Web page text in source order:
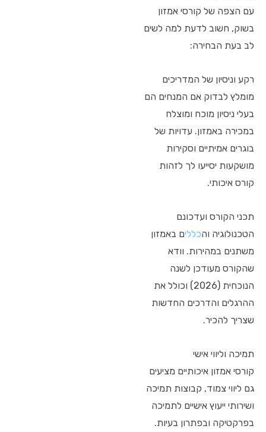
עם הצפה של קורסי אמזון
בשוק, חשוב לדעת למה לשים
לב בעת הבחירה:
רקע וניסיון של המדריכים
מומלץ לבדוק אם המנחים הם
בעלי ניסיון מוכח ומוצלח
במכירה באמזון. עדויות של
בוגרים אמיתיים וסקירות
מושקעות יסייעו לך לזהות
קורס איכותי.
תכני הקורס ועדכונם
הטכנולוגיה והכללים באמזון
משתנים במהירות. וודא
שהקורס מעודכן לשנה
הנוכחית (2026) וכולל את
ההרגלים והדרכים החדשות
שצריך להכיר.
תמיכה וליווי אישי
קורסי אמזון איכותיים מציעים
גם ליווי צמוד, קבוצות תמיכה
ושירותי ייעוץ אישיים לתמיכה
בפרקטיקה ובפתרון בעיות.